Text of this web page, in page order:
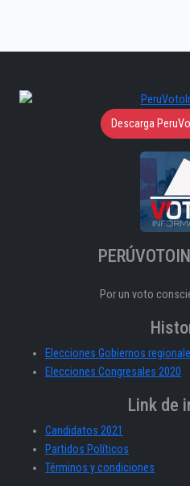
Descarga
Por un voto
Elecciones Gobiernos
Elecciones Congresales 2020
Link de
Candidatos 2021
Partidos Políticos
Términos y condiciones